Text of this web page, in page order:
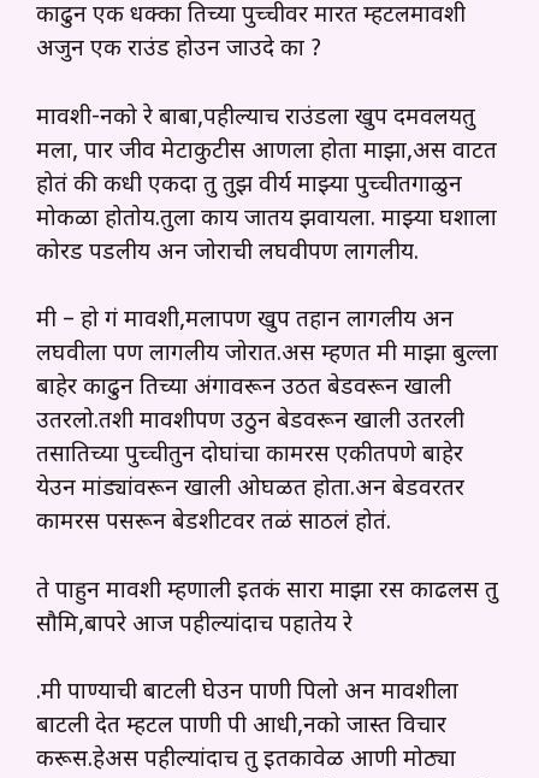
काढुन एक धक्का तिच्या पुच्चीवर मारत म्हटलमावशी
अजुन एक राउंड होउन जाउदे का ?
मावशी-नको रे बाबा,पहील्याच राउंडला खुप दमवलयतु
मला, पार जीव मेटाकुटीस आणला होता माझा,अस वाटत
होतं की कधी एकदा तु तुझ वीर्य माझ्या पुच्चीतगाळुन
मोकळा होतोय.तुला काय जातय झवायला. माझ्या घशाला
कोरड पडलीय अन जोराची लघवीपण लागलीय.
मी – हो गं मावशी,मलापण खुप तहान लागलीय अन
लघवीला पण लागलीय जोरात.अस म्हणत मी माझा बुल्ला
बाहेर काढुन तिच्या अंगावरून उठत बेडवरून खाली
उतरलो.तशी मावशीपण उठुन बेडवरून खाली उतरली
तसातिच्या पुच्चीतुन दोघांचा कामरस एकत्रीतपणे बाहेर
येउन मांड्यांवरून खाली ओघळत होता.अन बेडवरतर
कामरस पसरून बेडशीटवर तळं साठलं होतं.
ते पाहुन मावशी म्हणाली इतकं सारा माझा रस काढलस तु
सौमित्र,बापरे आज पहील्यांदाच पहातेय रे
.मी पाण्याची बाटली घेउन पाणी पिलो अन मावशीला
बाटली देत म्हटल पाणी पी आधी,नको जास्त विचार
करूस.हेअस पहील्यांदाच तु इतकावेळ आणी मोठ्या